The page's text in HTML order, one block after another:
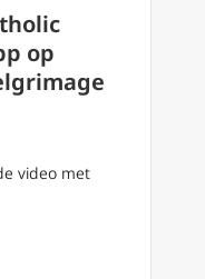
op
video met
Catholic Militairy